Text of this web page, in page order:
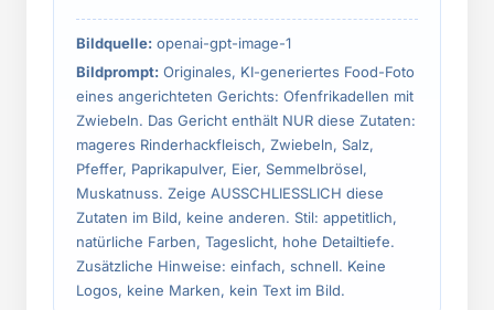
Bildquelle: openai-gpt-image-1
Bildprompt: Originales, KI-generiertes Food-Foto
eines angerichteten Gerichts: Ofenfrikadellen mit
Zwiebeln. Das Gericht enthält NUR diese Zutaten:
mageres Rinderhackfleisch, Zwiebeln, Salz,
Pfeffer, Paprikapulver, Eier, Semmelbrösel,
Muskatnuss. Zeige AUSSCHLIESSLICH diese
Zutaten im Bild, keine anderen. Stil: appetitlich,
natürliche Farben, Tageslicht, hohe Detailtiefe.
Zusätzliche Hinweise: einfach, schnell. Keine
Logos, keine Marken, kein Text im Bild.